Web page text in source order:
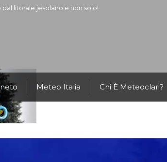
litorale jesolano e non solo!
Meteo Italia Chi È Meteoclari?